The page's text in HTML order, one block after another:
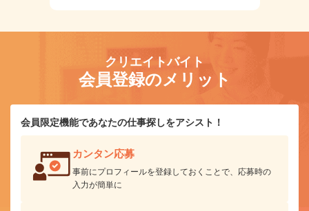
クリエイトバイト
会員登録のメリット
会員限定機能であなたの仕事探しをアシスト！
カンタン応募
事前にプロフィールを登録しておくことで、応募時の
入力が簡単に